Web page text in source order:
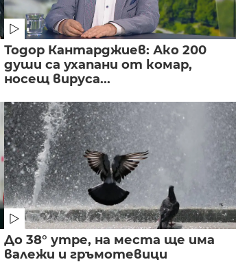
Тодор Кантарджиев: Ако 200
души са ухапани от комар,
носещ вируса...
До 38° утре, на места ще има
валежи и гръмотевици